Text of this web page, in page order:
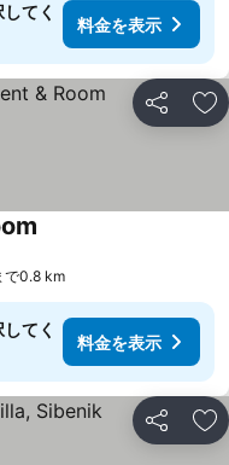
てく
料金を表示
シェア お
で0.8 km
てく
料金を表示
シェア お